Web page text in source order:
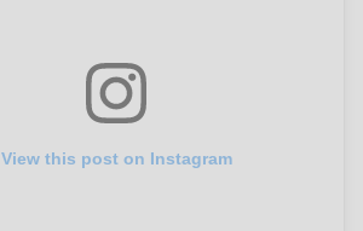
View this post on Instagram